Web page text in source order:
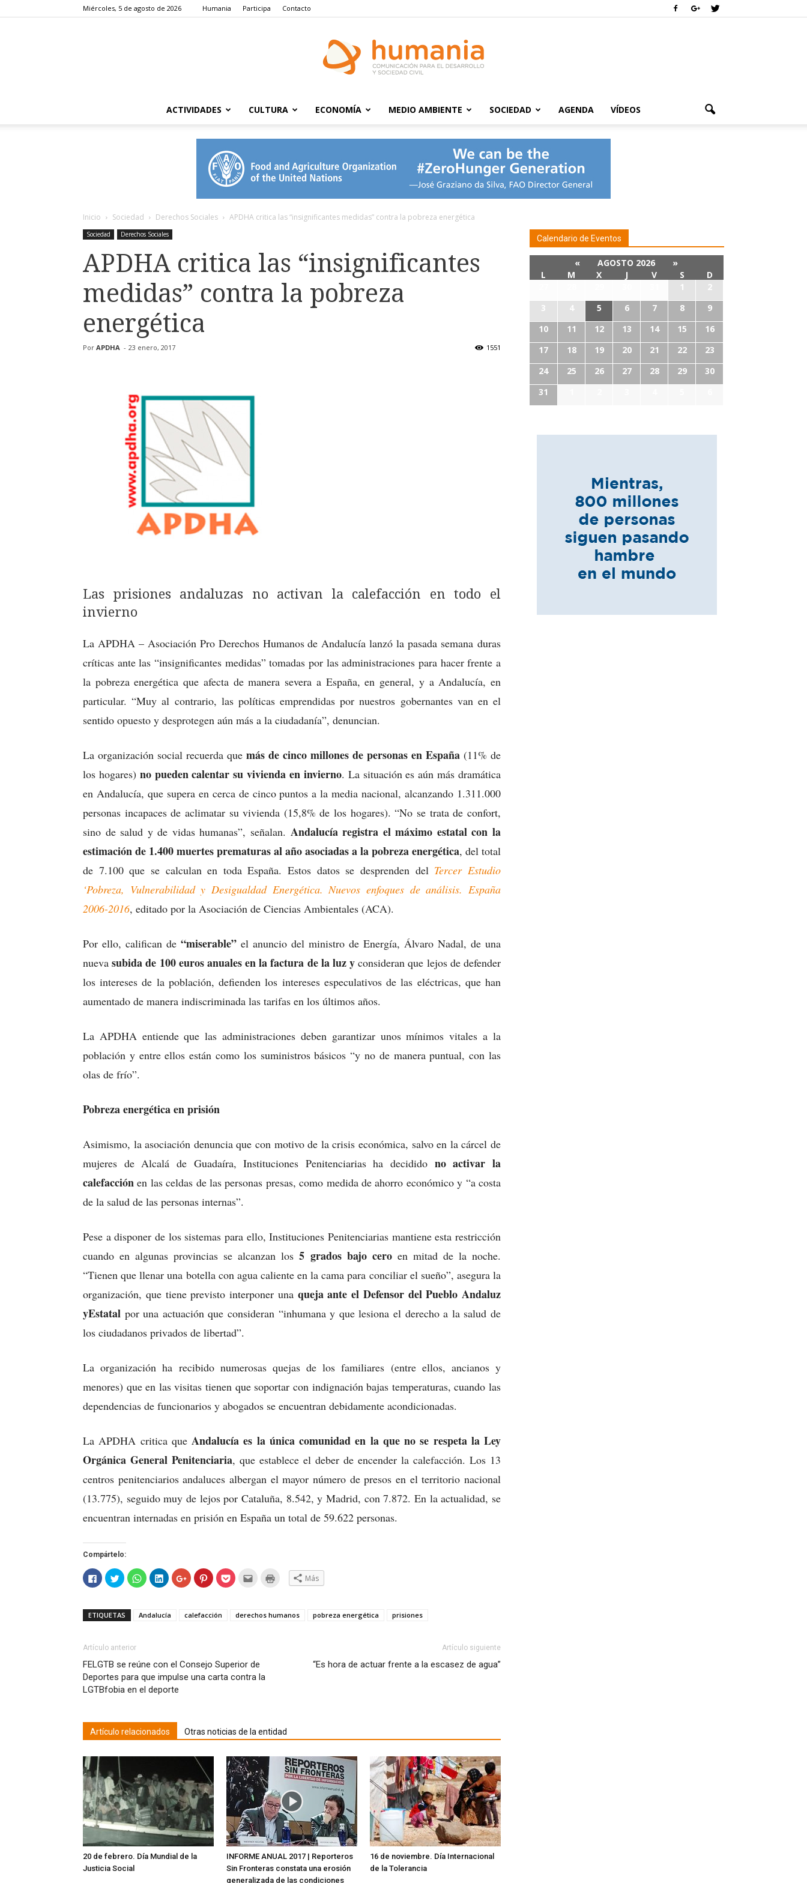
Miércoles, 5 de agosto de 2026 Humania Participa Contacto
ACTIVIDADES CULTURA ECONOMÍA MEDIO AMBIENTE SOCIEDAD AGENDA VÍDEOS
Inicio Sociedad Derechos Sociales APDHA critica las “insignificantes medidas” contra la pobreza energética
Sociedad Derechos Sociales
APDHA critica las “insignificantes
medidas” contra la pobreza
energética
Por APDHA - 23 enero, 2017 1551
Las prisiones andaluzas no activan la calefacción en todo el
invierno
La APDHA – Asociación Pro Derechos Humanos de Andalucía lanzó la pasada semana duras
críticas ante las “insignificantes medidas” tomadas por las administraciones para hacer frente a
la pobreza energética que afecta de manera severa a España, en general, y a Andalucía, en
particular. “Muy al contrario, las políticas emprendidas por nuestros gobernantes van en el
sentido opuesto y desprotegen aún más a la ciudadanía”, denuncian.
La organización social recuerda que más de cinco millones de personas en España (11% de
los hogares) no pueden calentar su vivienda en invierno. La situación es aún más dramática
en Andalucía, que supera en cerca de cinco puntos a la media nacional, alcanzando 1.311.000
personas incapaces de aclimatar su vivienda (15,8% de los hogares). “No se trata de confort,
sino de salud y de vidas humanas”, señalan. Andalucía registra el máximo estatal con la
estimación de 1.400 muertes prematuras al año asociadas a la pobreza energética, del total
de 7.100 que se calculan en toda España. Estos datos se desprenden del Tercer Estudio
‘Pobreza, Vulnerabilidad y Desigualdad Energética. Nuevos enfoques de análisis. España
2006-2016, editado por la Asociación de Ciencias Ambientales (ACA).
Por ello, califican de “miserable” el anuncio del ministro de Energía, Álvaro Nadal, de una
nueva subida de 100 euros anuales en la factura de la luz y consideran que lejos de defender
los intereses de la población, defienden los intereses especulativos de las eléctricas, que han
aumentado de manera indiscriminada las tarifas en los últimos años.
La APDHA entiende que las administraciones deben garantizar unos mínimos vitales a la
población y entre ellos están como los suministros básicos “y no de manera puntual, con las
olas de frío”.
Pobreza energética en prisión
Asimismo, la asociación denuncia que con motivo de la crisis económica, salvo en la cárcel de
mujeres de Alcalá de Guadaíra, Instituciones Penitenciarias ha decidido no activar la
calefacción en las celdas de las personas presas, como medida de ahorro económico y “a costa
de la salud de las personas internas”.
Pese a disponer de los sistemas para ello, Instituciones Penitenciarias mantiene esta restricción
cuando en algunas provincias se alcanzan los5 grados bajo ceroen mitad de la noche.
“Tienen que llenar una botella con agua caliente en la cama para conciliar el sueño”, asegura la
organización, que tiene previsto interponer una queja ante el Defensor del Pueblo Andaluz
yEstatal por una actuación que consideran “inhumana y que lesiona el derecho a la salud de
los ciudadanos privados de libertad”.
La organización ha recibido numerosas quejas de los familiares (entre ellos, ancianos y
menores) que en las visitas tienen que soportar con indignación bajas temperaturas, cuando las
dependencias de funcionarios y abogados se encuentran debidamente acondicionadas.
La APDHA critica que Andalucía es la única comunidad en la que no se respeta la Ley
Orgánica General Penitenciaria, que establece el deber de encender la calefacción. Los 13
centros penitenciarios andaluces albergan el mayor número de presos en el territorio nacional
(13.775), seguido muy de lejos por Cataluña, 8.542, y Madrid, con 7.872. En la actualidad, se
encuentran internadas en prisión en España un total de 59.622 personas.
Compártelo:
Haz
clic
para
Facebook
(Se
ventana
Haz
clic
para
Twitter
(Se
ventana
Haz
clic
para
WhatsApp
(Se
Haz
clic
para
LinkedIn
(Se
Haz
clic
para
Google+
(Se
Haz
clic
para
Pinterest
(Se
Haz
clic
Pocket
(Se
Hac
correo
electrónico
en
una
ventana
abre
en
Más
ETIQUETAS Andalucía calefacción derechos humanos pobreza energética prisiones
Artículo anterior
FELGTB se reúne con el Consejo Superior de
Deportes para que impulse una carta contra la
LGTBfobia en el deporte
Artículo siguiente
“Es hora de actuar frente a la escasez de agua”
Artículo relacionados Otras noticias de la entidad
20 de febrero. Día Mundial de la
Justicia Social
INFORME ANUAL 2017 | Reporteros
Sin Fronteras constata una erosión
generalizada de las condiciones
16 de noviembre. Día Internacional
de la Tolerancia
Calendario de Eventos
« AGOSTO 2026
»
L
M X J V S
D
1
2
3
4 5 6 7 8
9
10
11 12 13 14 15
16
17
18 19 20 21 22
23
24
25 26 27 28 29
30
31